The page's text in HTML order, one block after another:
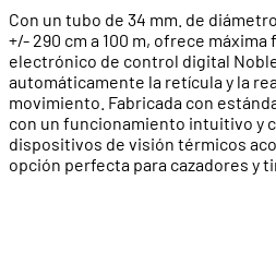
Con un tubo de 34 mm. de
+/- 290 cm a 100 m, ofrece
electrónico de control digital
automáticamente la retícula y la
movimiento. Fabricada con
con un funcionamiento intuitivo y
dispositivos de visión térmicos
opción perfecta para cazadores y